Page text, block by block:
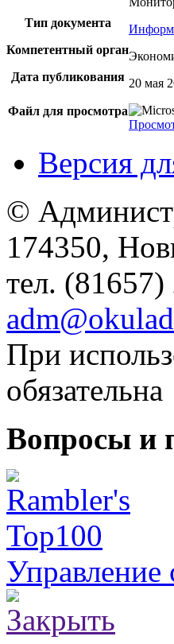
Тип документа
Компетентный орган
Дата публикования 20 мая
Файл для просмотра
Версия
©
174350,
тел.
При
обязательна
Вопросы и
Управление